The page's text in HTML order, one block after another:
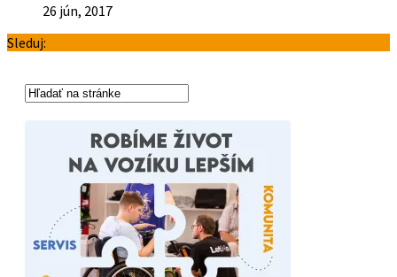
26 jún, 2017
Sleduj: